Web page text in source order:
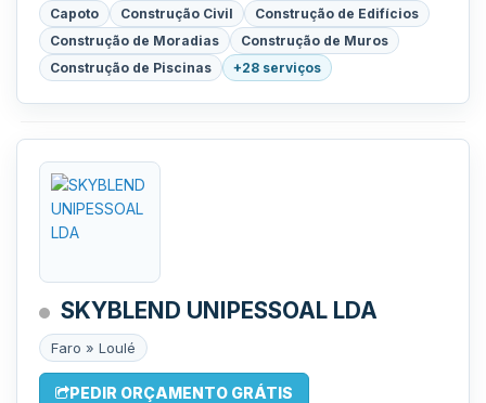
Capoto Construção Civil
Construção de Edifícios
Construção de Moradias
Construção de Muros
Construção de Piscinas
+28 serviços
SKYBLEND UNIPESSOAL LDA
Faro » Loulé
PEDIR ORÇAMENTO GRÁTIS